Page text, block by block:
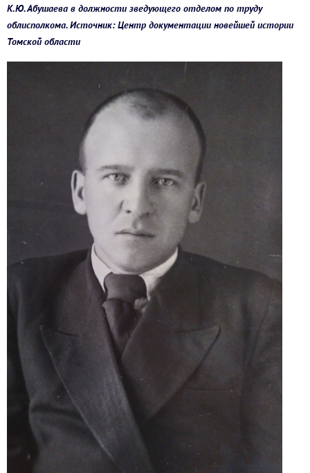
К.Ю. Абушаева в должности зведующего отделом по труду
облисполкома. Источник: Центр документации новейшей истории
Томской области